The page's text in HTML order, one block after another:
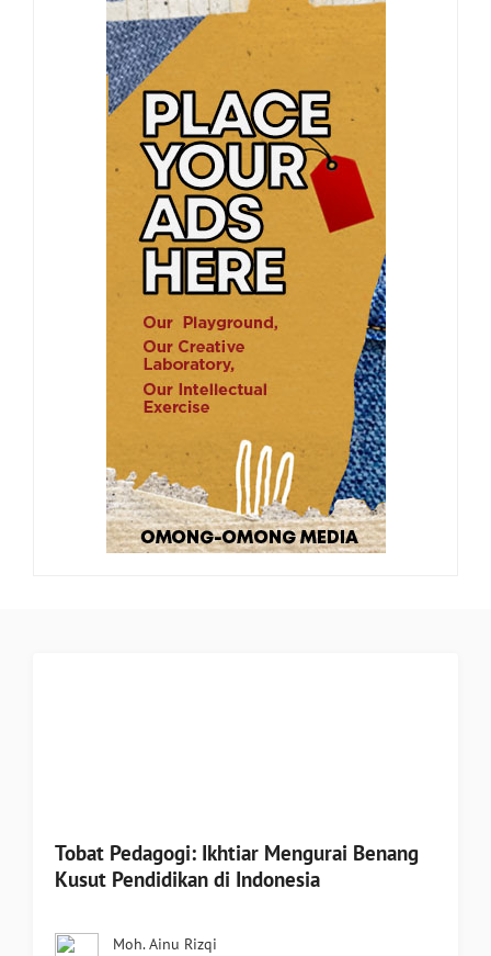
Tobat Pedagogi: Ikhtiar Mengurai Benang
Kusut Pendidikan di Indonesia
Moh. Ainu Rizqi